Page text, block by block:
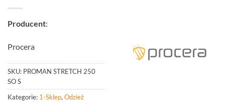
Producent:
Procera
SKU: PROMAN STRETCH 250
SO S
Kategorie: 1-Sklep, Odzież